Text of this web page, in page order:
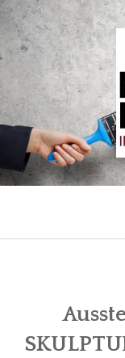
Skip
to
content
KUNSTRAUM